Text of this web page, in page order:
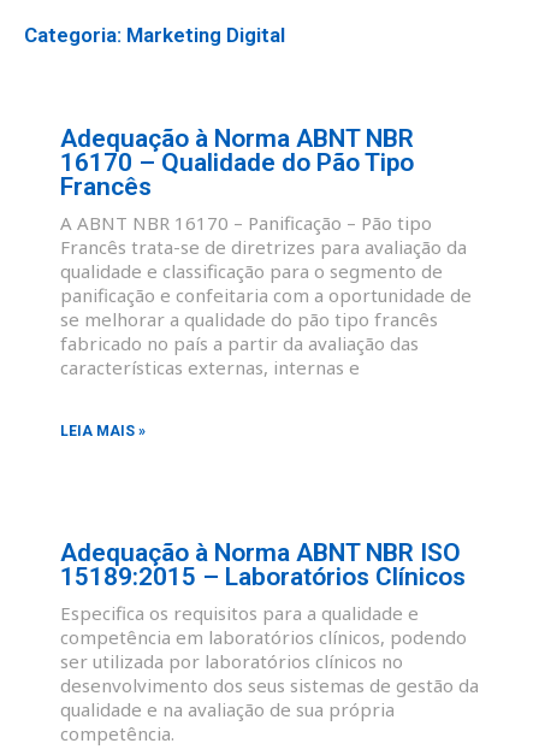
Categoria: Marketing Digital
Adequação à Norma ABNT NBR
16170 – Qualidade do Pão Tipo
Francês
A ABNT NBR 16170 – Panificação – Pão tipo
Francês trata-se de diretrizes para avaliação da
qualidade e classificação para o segmento de
panificação e confeitaria com a oportunidade de
se melhorar a qualidade do pão tipo francês
fabricado no país a partir da avaliação das
características externas, internas e
LEIA MAIS »
Adequação à Norma ABNT NBR ISO
15189:2015 – Laboratórios Clínicos
Especifica os requisitos para a qualidade e
competência em laboratórios clínicos, podendo
ser utilizada por laboratórios clínicos no
desenvolvimento dos seus sistemas de gestão da
qualidade e na avaliação de sua própria
competência.